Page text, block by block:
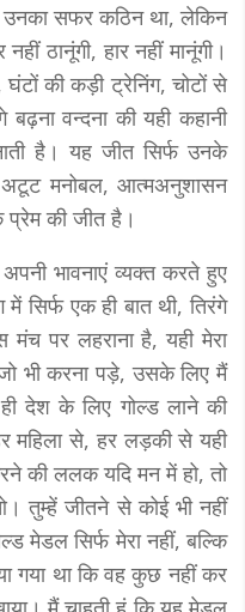
उनका सफर कठिन था, लेकिन
ठानूंगी, हार नहीं मानूंगी।
की कड़ी ट्रेनिंग, चोटों से
वन्दना की यही कहानी
है। यह जीत सिर्फ उनके
मनोबल, आत्मअनुशासन
प्रेम की जीत है।
भावनाएं व्यक्त करते हुए
सिर्फ एक ही बात थी, तिरंगे
मंच पर लहराना है, यही मेरा
भी करना पड़े, उसके लिए मैं
देश के लिए गोल्ड लाने की
महिला से, हर लड़की से यही
की ललक यदि मन में हो, तो
तुम्हें जीतने से कोई भी नहीं
मेडल सिर्फ मेरा नहीं, बल्कि
गया था कि वह कुछ नहीं कर